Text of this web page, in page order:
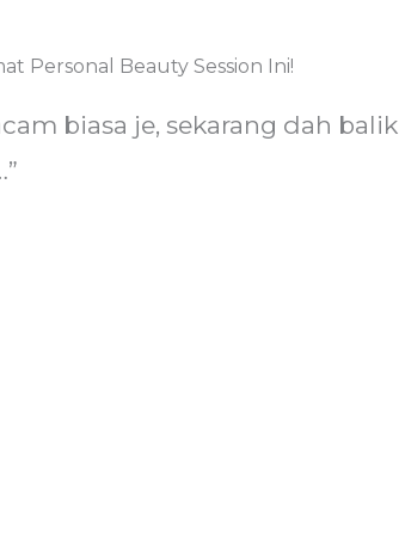
Personal Beauty Session Ini!
biasa je, sekarang dah balik